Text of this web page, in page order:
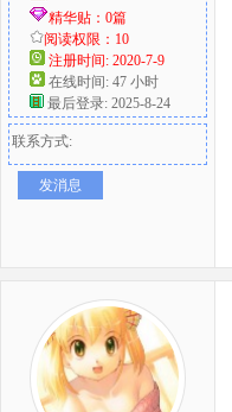
精华贴：0篇
阅读权限：10
注册时间: 2020-7-9
在线时间: 47 小时
最后登录: 2025-8-24
联系方式:
发消息